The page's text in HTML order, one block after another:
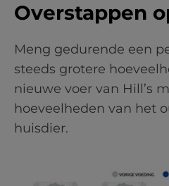
Overstappen
Meng gedurende een
steeds grotere
nieuwe voer van Hill’s
hoeveelheden van het
huisdier.